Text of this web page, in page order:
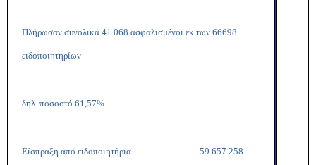
Πλήρωσαν συνολικά 41.068 ασφαλισμένοι εκ των 66698
ειδοποιητηρίων
δηλ. ποσοστό 61,57%
Είσπραξη από ειδοποιητήρια…………………. 59.657.258